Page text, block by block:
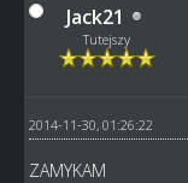
Jack21
Tutejszy
2014-11-30, 01:26:22
ZAMYKAM